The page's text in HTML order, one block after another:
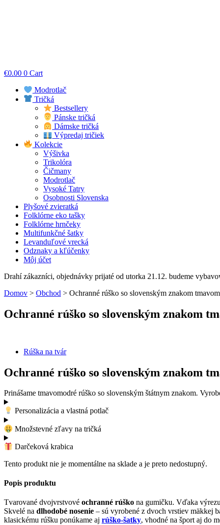
€0.00 0 Cart
Modrotlač
Tričká
Bestsellery
Pánske tričká
Dámske tričká
Výpredaj tričiek
Kolekcie
Výšivka
Trikolóra
Čičmany
Modrotlač
Vysoké Tatry
Osobnosti Slovenska
Plyšové zvieratká
Folklórne eko tašky
Folklórne hrnčeky
Multifunkčné šatky
Levanduľové vrecká
Odznaky a kľúčenky
Môj účet
Drahí zákazníci, objednávky prijaté od utorka 21.12. budeme
Domov > Obchod > Ochranné rúško so slovenským znakom
Ochranné rúško so slovenským znakom
Rúška na tvár
Ochranné rúško so slovenským znakom
Prinášame tmavomodré rúško so slovenským štátnym znakom.
Personalizácia a vlastná potlač
Množstevné zľavy na tričká
Darčeková krabica
Tento produkt nie je momentálne na sklade a je preto nedostupný.
Popis produktu
Tvarované dvojvrstvové ochranné rúško na gumičku. Vďaka
Skvelé na dlhodobé nosenie – sú vyrobené z dvoch vrstiev mäkkej
klasickému rúšku ponúkame aj rúško-šatky, vhodné na šport aj do